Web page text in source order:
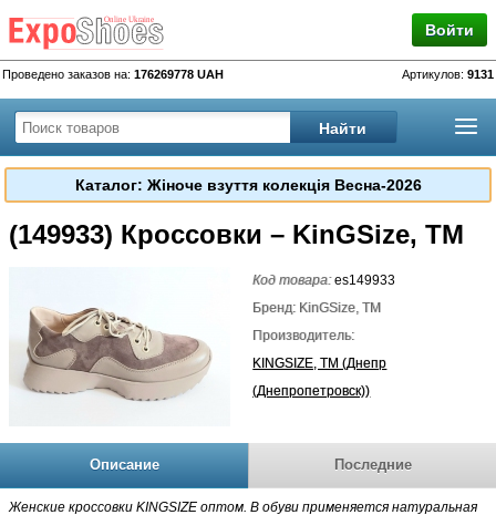
Войти
Проведено заказов на: 176269778 UAH Артикулов: 9131
Каталог: Жіноче взуття колекція Весна-2026
(149933) Кроссовки – KinGSize, TM
Код товара:es149933
Бренд: KinGSize, TM
Производитель:
KINGSIZE, TM (Днепр
(Днепропетровск))
Описание Последние
Женские кроссовки KINGSIZE оптом. В обуви применяется натуральная